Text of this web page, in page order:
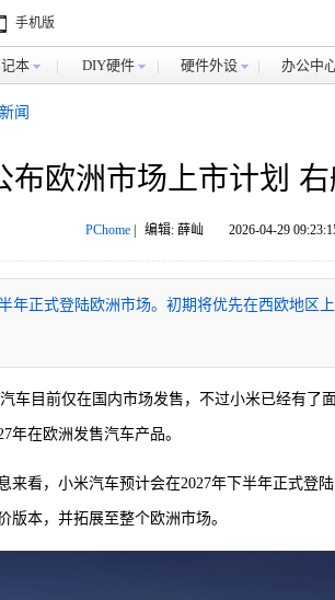
手机版
本 DIY硬件 硬件外设 办公中
新闻
布欧洲市场上市计划
PChome| 编辑: 薛屾 2026-04-29
年正式登陆欧洲市场。初期将优先在西欧地区
汽车目前仅在国内市场发售，不过小米已经有
年在欧洲发售汽车产品。
来看，小米汽车预计会在2027年下半年正式登
版本，并拓展至整个欧洲市场。